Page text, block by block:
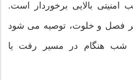
امنیتی بالایی برخوردار است.
فصل و خلوت، توصیه می شود
شب هنگام در مسیر رفت یا